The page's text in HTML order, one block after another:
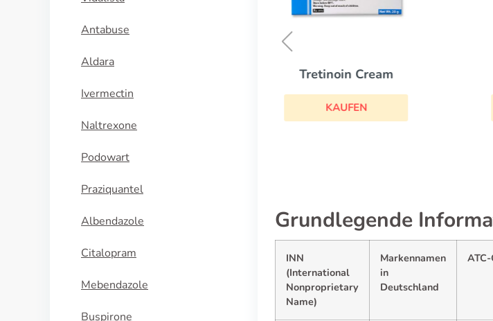
Antabuse
Aldara
Ivermectin
Naltrexone
Podowart
Praziquantel
Albendazole
Citalopram
Mebendazole
Buspirone
Imiquimod
KAUFEN
Grundlegende
INN
(International
Nonproprietary
Name)
Markennamen
in
Deutschland